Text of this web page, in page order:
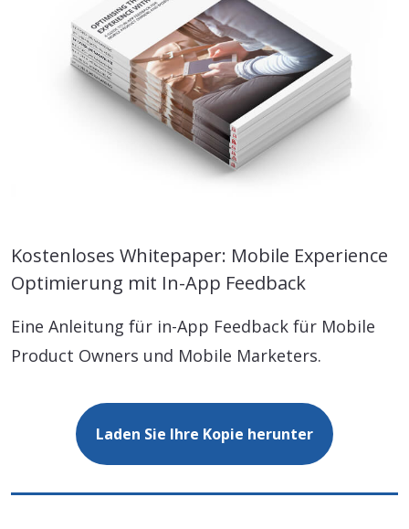
Kostenloses Whitepaper: Mobile Experience
Optimierung mit In-App Feedback
Eine Anleitung für in-App Feedback für Mobile
Product Owners und Mobile Marketers.
Laden Sie Ihre Kopie herunter